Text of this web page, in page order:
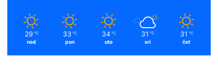
29 ℃
ned
33 ℃
pon
34 ℃
uto
31 ℃
sri
31 ℃
čet